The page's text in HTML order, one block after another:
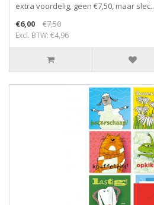
extra voordelig, geen €7,50, maar slec..
€6,00
€7,50
Excl. BTW: €4,96